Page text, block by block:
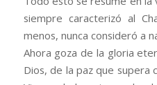
siempre caracterizó al
menos, nunca consideró a
Ahora goza de la gloria
Dios, de la paz que supera